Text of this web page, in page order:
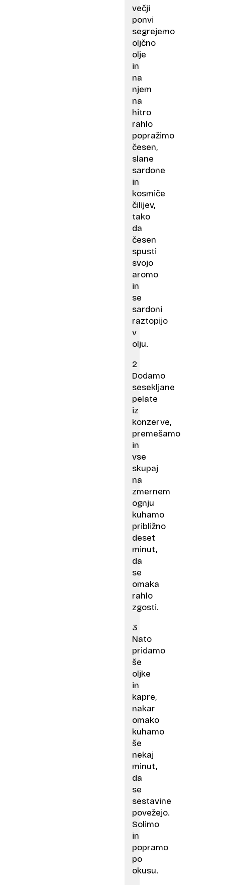
večji
ponvi
segrejemo
oljčno
olje
in
na
njem
na
hitro
rahlo
popražimo
česen,
slane
sardone
in
kosmiče
čilijev,
tako
da
česen
spusti
svojo
aromo
in
se
sardoni
raztopijo
v
olju.
2
Dodamo
sesekljane
pelate
iz
konzerve,
premešamo
in
vse
skupaj
na
zmernem
ognju
kuhamo
približno
deset
minut,
da
se
omaka
rahlo
zgosti.
3
Nato
pridamo
še
oljke
in
kapre,
nakar
omako
kuhamo
še
nekaj
minut,
da
se
sestavine
povežejo.
Solimo
in
popramo
po
okusu.